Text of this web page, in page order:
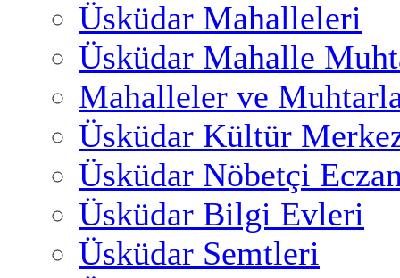
Üsküdar Mahalleleri
Üsküdar Mahalle
Mahalleler ve
Üsküdar Kültür
Üsküdar Nöbetçi
Üsküdar Bilgi Evleri
Üsküdar Semtleri